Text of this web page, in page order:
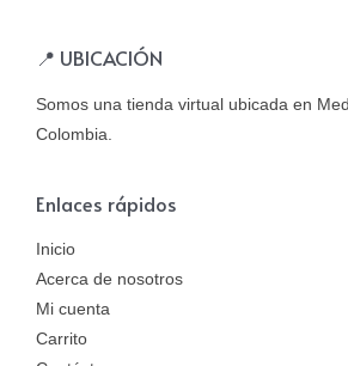
📍 UBICACIÓN
Somos una tienda virtual ubicada en
Colombia.
Enlaces rápidos
Inicio
Acerca de nosotros
Mi cuenta
Carrito